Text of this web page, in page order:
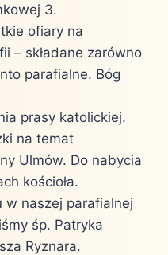
3.
ofiary na
– składane zarówno
parafialne. Bóg
prasy katolickiej.
na temat
Ulmów. Do nabycia
kościoła.
w naszej parafialnej
śp. Patryka
Ryznara.